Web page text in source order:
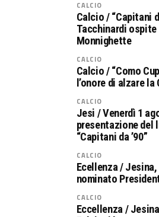
CALCIO
Calcio / “Capitani
Tacchinardi
Monnighette
CALCIO
Calcio / “Como
l’onore di alzare la
CALCIO
Jesi / Venerdì 1
presentazione del
“Capitani da ’90”
CALCIO
Ecellenza /
nominato
CALCIO
Eccellenza /